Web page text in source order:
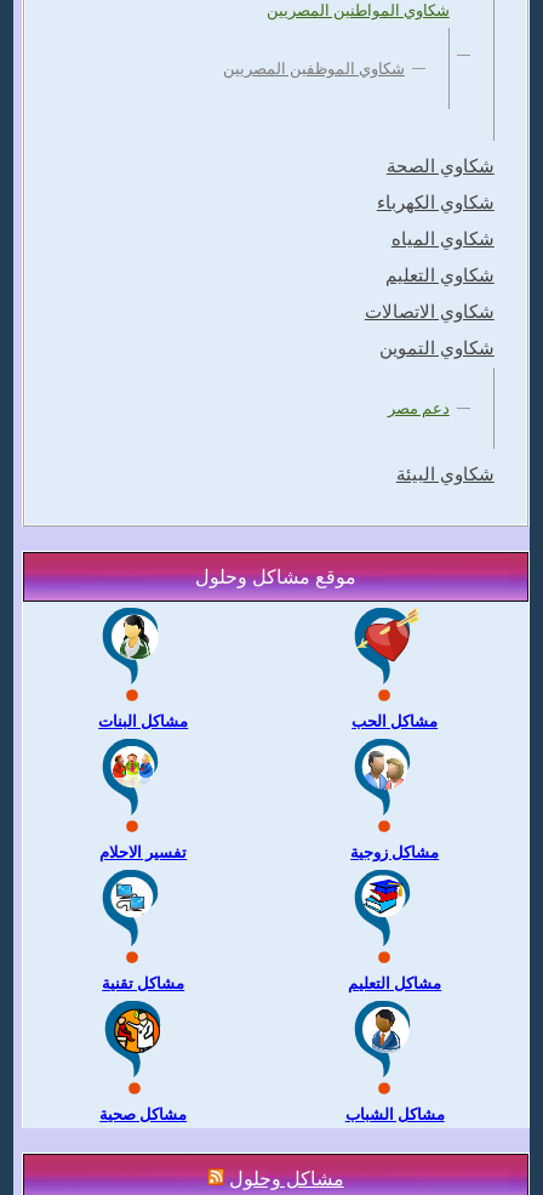
شكاوي المواطنين المصريين
شكاوي الموظفين المصريين
شكاوي الصحة
شكاوي الكهرباء
شكاوي المياه
شكاوي التعليم
شكاوي الاتصالات
شكاوي التموين
دعم مصر
شكاوي البيئة
موقع مشاكل وحلول
مشاكل البنات مشاكل الحب
تفسير الاحلام مشاكل زوجية
مشاكل تقنية مشاكل التعليم
مشاكل صحية مشاكل الشباب
مشاكل وحلول